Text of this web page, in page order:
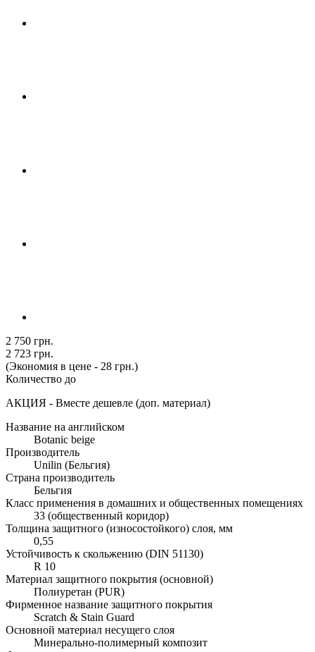
2 750 грн.
2 723 грн.
(Экономия в цене - 28 грн.)
Количество до
АКЦИЯ - Вместе дешевле (доп. материал)
Название на английском
Botanic beige
Производитель
Unilin (Бельгия)
Страна производитель
Бельгия
Класс применения в домашних и общественных помещениях
33 (общественный коридор)
Толщина защитного (износостойкого) слоя, мм
0,55
Устойчивость к скольжению (DIN 51130)
R 10
Материал защитного покрытия (основной)
Полиуретан (PUR)
Фирменное название защитного покрытия
Scratch & Stain Guard
Основной материал несущего слоя
Минерально-полимерный композит